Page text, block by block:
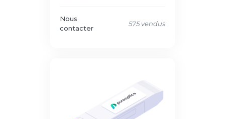
Nous
contacter
575 vendus